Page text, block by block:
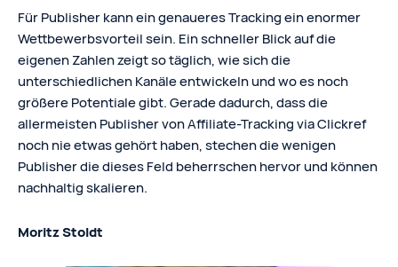
Für Publisher kann ein genaueres Tracking ein enormer
Wettbewerbsvorteil sein. Ein schneller Blick auf die
eigenen Zahlen zeigt so täglich, wie sich die
unterschiedlichen Kanäle entwickeln und wo es noch
größere Potentiale gibt. Gerade dadurch, dass die
allermeisten Publisher von Affiliate-Tracking via Clickref
noch nie etwas gehört haben, stechen die wenigen
Publisher die dieses Feld beherrschen hervor und können
nachhaltig skalieren.
Moritz Stoldt